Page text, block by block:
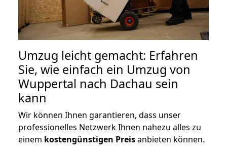
Umzug leicht gemacht: Erfahren
Sie, wie einfach ein Umzug von
Wuppertal nach Dachau sein
kann
Wir können Ihnen garantieren, dass unser
professionelles Netzwerk Ihnen nahezu alles zu
einem kostengünstigen Preisanbieten können.